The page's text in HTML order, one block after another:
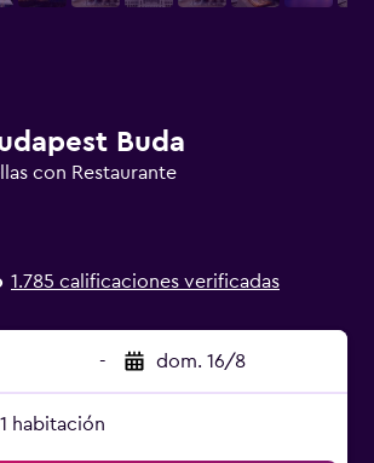
Buda
con Restaurante
1.785 calificaciones verificadas
- dom. 16/8
habitación